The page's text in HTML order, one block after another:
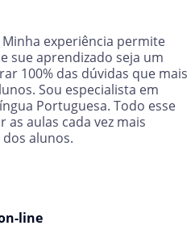
experiência permite
sue aprendizado seja um
100% das dúvidas que mais
Sou especialista em
Portuguesa. Todo esse
aulas cada vez mais
alunos.
line